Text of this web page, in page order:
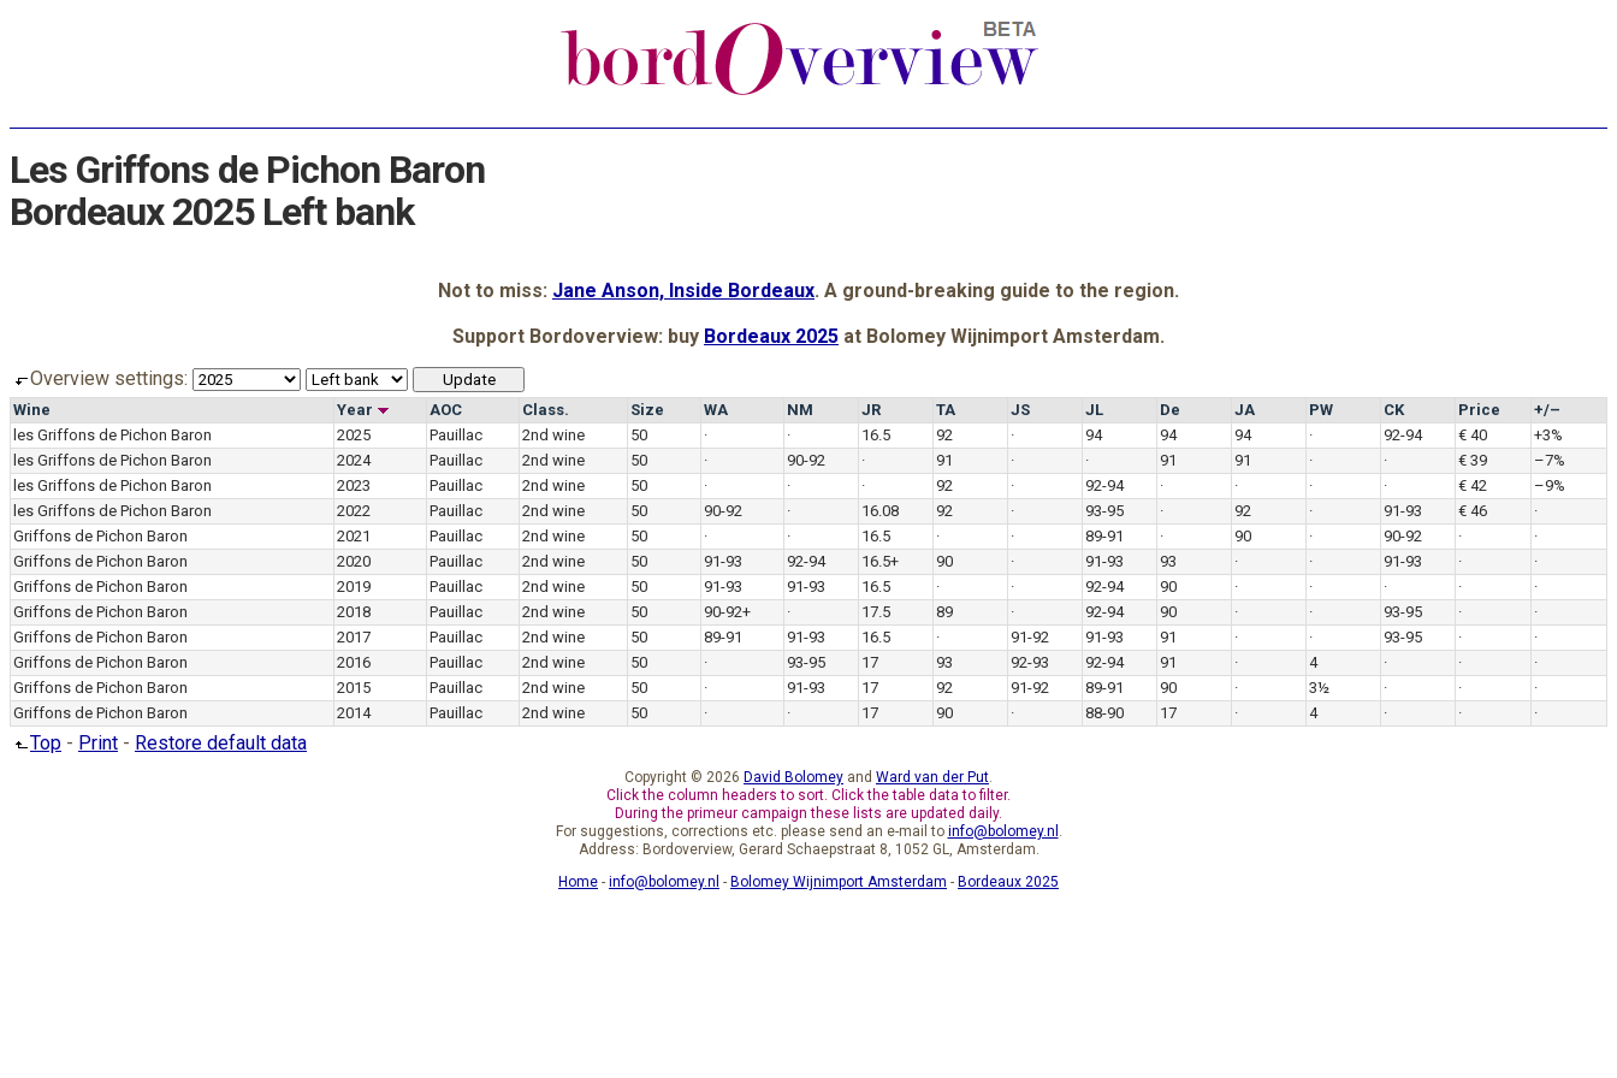
Les Griffons de Pichon Baron
Bordeaux 2025 Left bank
Not to miss: Jane Anson, Inside Bordeaux. A ground-breaking guide to the region.
Support Bordoverview: buy Bordeaux 2025 at Bolomey Wijnimport Amsterdam.
Overview settings:
Wine Year AOC Class. Size WA NM JR TA JS JL De JA PW CK Price
+/–
les Griffons de Pichon Baron
2025 Pauillac 2nd wine 50 · · 16.5 92 · 94 94 94 · 92-94 € 40
+3%
les Griffons de Pichon Baron
2024 Pauillac 2nd wine 50 · 90-92 · 91 · · 91 91 · · € 39
–7%
les Griffons de Pichon Baron
2023 Pauillac 2nd wine 50 · · · 92 · 92-94 · · · · € 42
–9%
les Griffons de Pichon Baron
2022 Pauillac 2nd wine 50 90-92 · 16.08 92 · 93-95 · 92 · 91-93 € 46
·
Griffons de Pichon Baron
2021 Pauillac 2nd wine 50 · · 16.5 · · 89-91 · 90 · 90-92 ·
·
Griffons de Pichon Baron
2020 Pauillac 2nd wine 50 91-93 92-94 16.5+ 90 · 91-93 93 · · 91-93 ·
·
Griffons de Pichon Baron
2019 Pauillac 2nd wine 50 91-93 91-93 16.5 · · 92-94 90 · · · ·
·
Griffons de Pichon Baron
2018 Pauillac 2nd wine 50 90-92+ · 17.5 89 · 92-94 90 · · 93-95 ·
·
Griffons de Pichon Baron
2017 Pauillac 2nd wine 50 89-91 91-93 16.5 · 91-92 91-93 91 · · 93-95 ·
·
Griffons de Pichon Baron
2016 Pauillac 2nd wine 50 · 93-95 17 93 92-93 92-94 91 · 4 · ·
·
Griffons de Pichon Baron
2015 Pauillac 2nd wine 50 · 91-93 17 92 91-92 89-91 90 · 3½ · ·
·
Griffons de Pichon Baron
2014 Pauillac 2nd wine 50 · · 17 90 · 88-90 17 · 4 · · ·
Top - Print - Restore default data
Copyright © 2026 David Bolomey and Ward van der Put.
Click the column headers to sort. Click the table data to filter.
During the primeur campaign these lists are updated daily.
For suggestions, corrections etc. please send an e-mail to info@bolomey.nl .
Address: Bordoverview, Gerard Schaepstraat 8, 1052 GL, Amsterdam.
Home - info@bolomey.nl - Bolomey Wijnimport Amsterdam - Bordeaux 2025